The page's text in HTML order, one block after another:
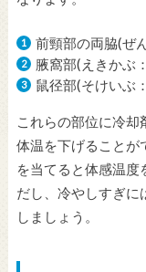
前頸部の両脇(ぜ
腋窩部(えきかぶ
鼠径部(そけいぶ
これらの部位に冷却
体温を下げることが
を当てると体感温度
だし、冷やしすぎに
しましょう。